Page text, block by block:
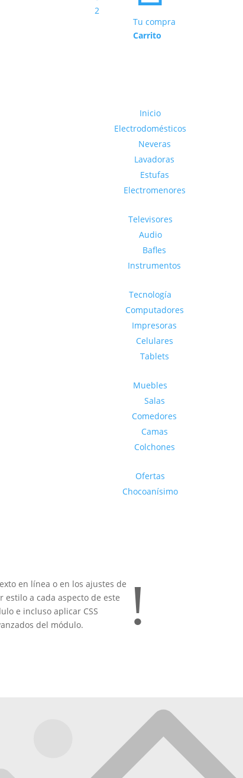
Tu compra
Carrito
Inicio
Electrodomésticos
Neveras
Lavadoras
Estufas
Electromenores
Televisores
Audio
Bafles
Instrumentos
Tecnología
Computadores
Impresoras
Celulares
Tablets
Muebles
Salas
Comedores
Camas
Colchones
Ofertas
Chocoanísimo
en línea o en los ajustes de
a cada aspecto de este
e incluso aplicar CSS
del módulo.
!